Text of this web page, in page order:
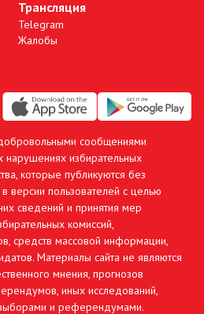
Трансляция
Telegram
Жалобы
сообщениями
нарушениях избирательных
которые публикуются без
версии пользователей с целью
сведений и принятия мер
комиссий,
средств массовой информации,
Материалы сайта не являются
мнения, прогнозов
иных исследований,
и референдумами.